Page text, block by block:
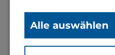
Alle auswählen